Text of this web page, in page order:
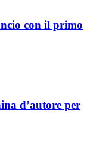
con il primo
d’autore per